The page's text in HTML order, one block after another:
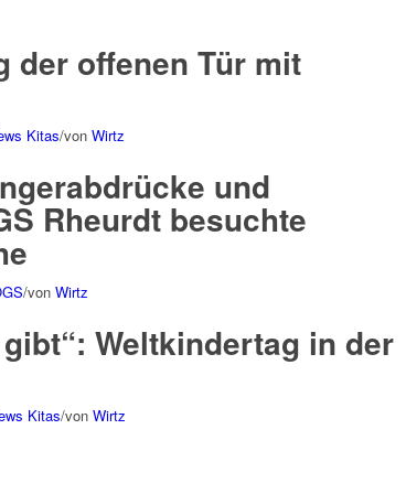
der offenen Tür mit
Kitas/von Wirtz
und
Rheurdt besuchte
/von Wirtz
Weltkindertag in der
Kitas/von Wirtz